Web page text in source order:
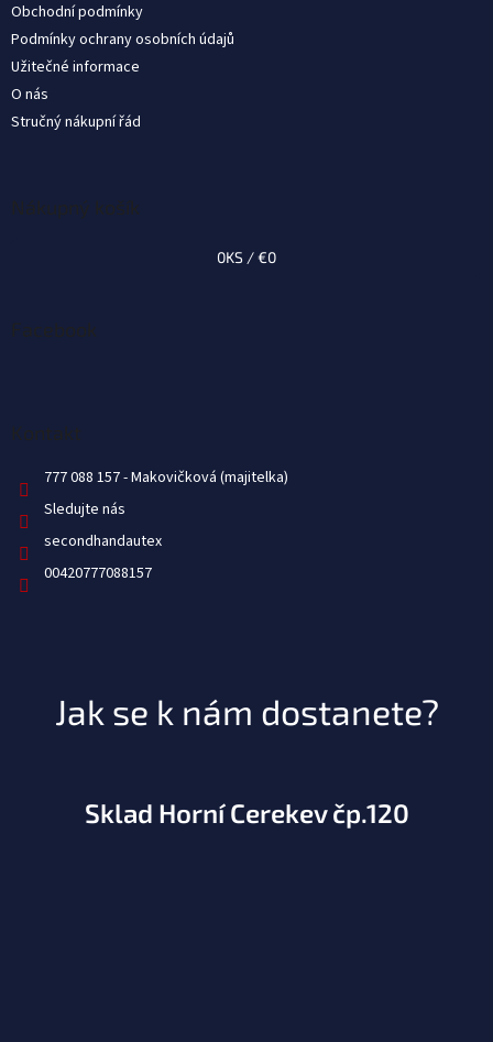
Obchodní podmínky
Podmínky ochrany osobních údajů
Užitečné informace
O nás
Stručný nákupní řád
Nákupný košík
0KS /€0
Facebook
Kontakt
777 088 157
Sledujte nás
secondhandautex
00420777088157
Jak se k nám dostanete?
Sklad Horní Cerekev čp.120